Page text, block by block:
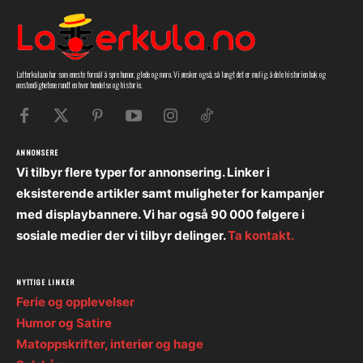
Latterkula.no har som eneste formål å spre humor, glede og moro. Vi ønsker også, så langt det er mulig, å dele historien bak og
omstendighetene rundt en hver hendelse og historie.
ANNONSERE
Vi tilbyr flere typer for annonsering. Linker i
eksisterende artikler samt muligheter for kampanjer
med displaybannere. Vi har også 90 000 følgere i
sosiale medier der vi tilbyr delinger.Ta kontakt.
NYTTIGE LINKER
Ferie og opplevelser
Humor og Satire
Matoppskrifter, interiør og hage